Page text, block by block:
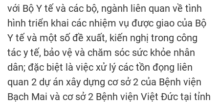
với Bộ Y tế và các bộ, ngành liên quan về tình
hình triển khai các nhiệm vụ được giao của Bộ
Y tế và một số đề xuất, kiến nghị trong công
tác y tế, bảo vệ và chăm sóc sức khỏe nhân
dân; đặc biệt là việc xử lý các tồn đọng liên
quan 2 dự án xây dựng cơ sở 2 của Bệnh viện
Bạch Mai và cơ sở 2 Bệnh viện Việt Đức tại tỉnh